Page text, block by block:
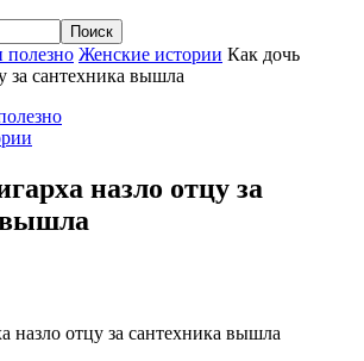
полезно Женские истории Как дочь
за сантехника вышла
назло отцу за
вышла